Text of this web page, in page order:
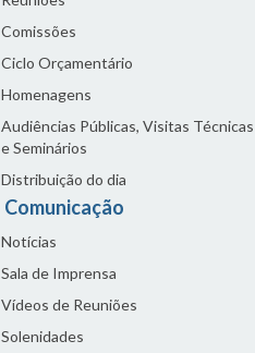
Comissões
Ciclo Orçamentário
Homenagens
Audiências Públicas, Visitas Técnicas
e Seminários
Distribuição do dia
Comunicação
Notícias
Sala de Imprensa
Vídeos de Reuniões
Solenidades